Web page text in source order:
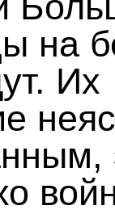
на
Их